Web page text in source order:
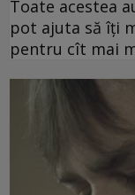
Toate acestea
pot ajuta să îți
pentru cît mai